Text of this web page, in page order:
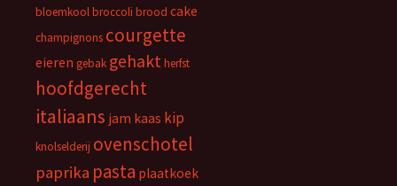
bloemkoolbroccoli brood cake
champignons courgette
eieren gebak gehaktherfst
hoofdgerecht
italiaans jam kaas kip
knolselderij ovenschotel
paprika pasta plaatkoek